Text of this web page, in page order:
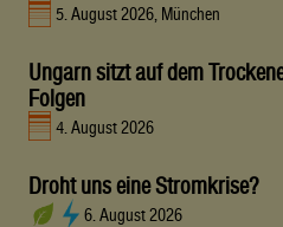
5. August 2026, München
Ungarn sitzt auf dem
Folgen
4. August 2026
Droht uns eine Stromkrise?
6. August 2026